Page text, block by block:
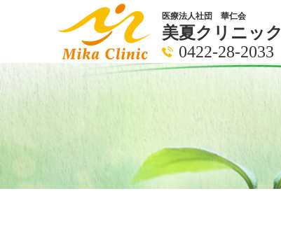
医療法人社団 華仁会
美夏クリニック
0422-28-2033